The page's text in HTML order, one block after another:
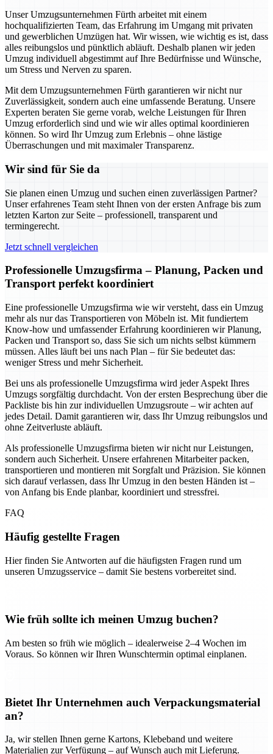
Unser Umzugsunternehmen Fürth arbeitet mit einem
hochqualifizierten Team, das Erfahrung im Umgang mit privaten
und gewerblichen Umzügen hat. Wir wissen, wie wichtig es ist, dass
alles reibungslos und pünktlich abläuft. Deshalb planen wir jeden
Umzug individuell abgestimmt auf Ihre Bedürfnisse und Wünsche,
um Stress und Nerven zu sparen.
Mit dem Umzugsunternehmen Fürth garantieren wir nicht nur
Zuverlässigkeit, sondern auch eine umfassende Beratung. Unsere
Experten beraten Sie gerne vorab, welche Leistungen für Ihren
Umzug erforderlich sind und wie wir alles optimal koordinieren
können. So wird Ihr Umzug zum Erlebnis – ohne lästige
Überraschungen und mit maximaler Transparenz.
Wir sind für Sie da
Sie planen einen Umzug und suchen einen zuverlässigen Partner?
Unser erfahrenes Team steht Ihnen von der ersten Anfrage bis zum
letzten Karton zur Seite – professionell, transparent und
termingerecht.
Jetzt schnell vergleichen
Professionelle Umzugsfirma – Planung, Packen und
Transport perfekt koordiniert
Eine professionelle Umzugsfirma wie wir versteht, dass ein Umzug
mehr als nur das Transportieren von Möbeln ist. Mit fundiertem
Know-how und umfassender Erfahrung koordinieren wir Planung,
Packen und Transport so, dass Sie sich um nichts selbst kümmern
müssen. Alles läuft bei uns nach Plan – für Sie bedeutet das:
weniger Stress und mehr Sicherheit.
Bei uns als professionelle Umzugsfirma wird jeder Aspekt Ihres
Umzugs sorgfältig durchdacht. Von der ersten Besprechung über die
Packliste bis hin zur individuellen Umzugsroute – wir achten auf
jedes Detail. Damit garantieren wir, dass Ihr Umzug reibungslos und
ohne Zeitverluste abläuft.
Als professionelle Umzugsfirma bieten wir nicht nur Leistungen,
sondern auch Sicherheit. Unsere erfahrenen Mitarbeiter packen,
transportieren und montieren mit Sorgfalt und Präzision. Sie können
sich darauf verlassen, dass Ihr Umzug in den besten Händen ist –
von Anfang bis Ende planbar, koordiniert und stressfrei.
FAQ
Häufig gestellte Fragen
Hier finden Sie Antworten auf die häufigsten Fragen rund um
unseren Umzugsservice – damit Sie bestens vorbereitet sind.
Wie früh sollte ich meinen Umzug buchen?
Am besten so früh wie möglich – idealerweise 2–4 Wochen im
Voraus. So können wir Ihren Wunschtermin optimal einplanen.
Bietet Ihr Unternehmen auch Verpackungsmaterial
an?
Ja, wir stellen Ihnen gerne Kartons, Klebeband und weitere
Materialien zur Verfügung – auf Wunsch auch mit Lieferung.